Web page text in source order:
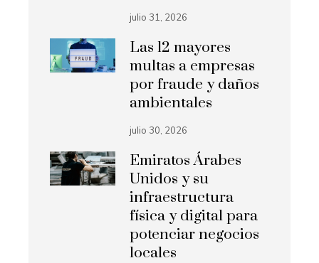
julio 31, 2026
Las 12 mayores
multas a empresas
por fraude y daños
ambientales
julio 30, 2026
Emiratos Árabes
Unidos y su
infraestructura
física y digital para
potenciar negocios
locales